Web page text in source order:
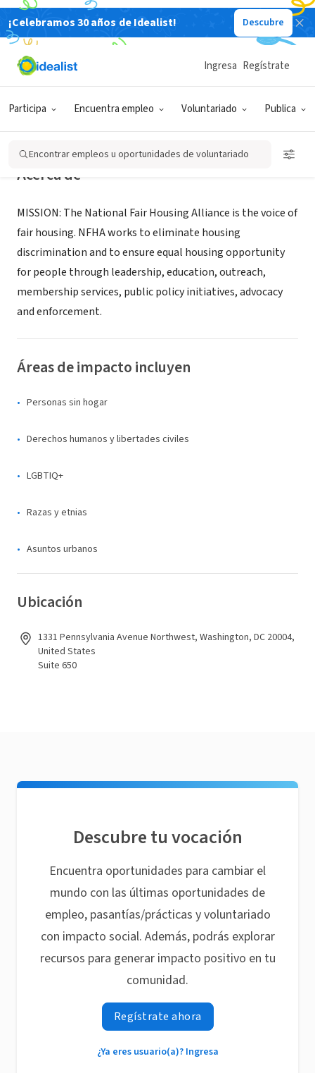
¡Celebramos 30 años de Idealist! Descubre
Participa Encuentra empleo Voluntariado Publica
Ingresa Regístrate
Encontrar empleos u oportunidades de voluntariado
ORGANIZACIÓN SIN FIN DE LUCRO
National Fair Housing Alliance
Acerca de
MISSION: The National Fair Housing Alliance is the voice of
fair housing. NFHA works to eliminate housing
discrimination and to ensure equal housing opportunity
for people through leadership, education, outreach,
membership services, public policy initiatives, advocacy
and enforcement.
Áreas de impacto incluyen
Personas sin hogar
Derechos humanos y libertades civiles
LGBTIQ+
Razas y etnias
Asuntos urbanos
Ubicación
1331 Pennsylvania Avenue Northwest, Washington, DC 20004,
United States
Suite 650
Descubre tu vocación
Encuentra oportunidades para cambiar el
mundo con las últimas oportunidades de
empleo, pasantías/prácticas y voluntariado
con impacto social. Además, podrás explorar
recursos para generar impacto positivo en tu
comunidad.
Regístrate ahora
¿Ya eres usuario(a)? Ingresa